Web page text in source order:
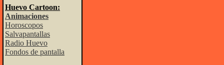
Huevo Cartoon:
Animaciones
Horoscopos
Salvapantallas
Radio Huevo
Fondos de pantalla